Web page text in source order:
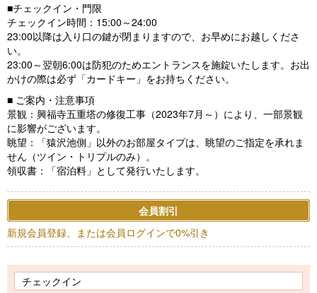
■チェックイン・門限
チェックイン時間：15:00～24:00
23:00以降は入り口の鍵が閉まりますので、お早めにお越しくださ
い。
23:00～翌朝6:00は防犯のためエントランスを施錠いたします。お出
かけの際は必ず「カードキー」をお持ちください。
■ ご案内・注意事項
景観：興福寺五重塔の修復工事（2023年7月～）により、一部景観
に影響がございます。
眺望：「猿沢池側」以外のお部屋タイプは、眺望のご指定を承れま
せん（ツイン・トリプルのみ）。
領収書：「宿泊料」として発行いたします。
会員割引
新規会員登録、または会員ログインで0%引き
チェックイン